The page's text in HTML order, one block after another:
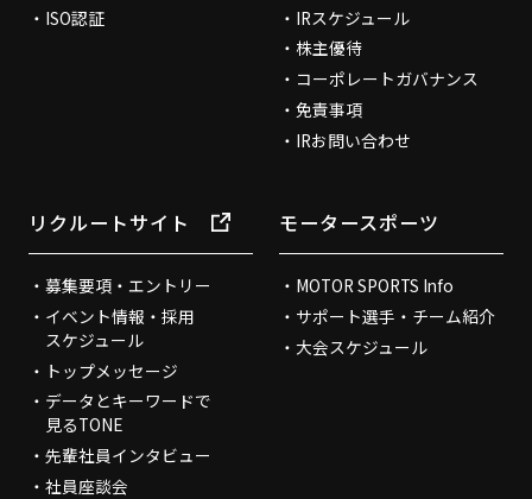
ISO認証
IRスケジュール
株主優待
コーポレートガバナンス
免責事項
IRお問い合わせ
リクルートサイト
募集要項・エントリー
イベント情報・採用
スケジュール
トップメッセージ
データとキーワードで
見るTONE
先輩社員インタビュー
社員座談会
モータースポーツ
MOTOR SPORTS Info
サポート選手・チーム紹介
大会スケジュール